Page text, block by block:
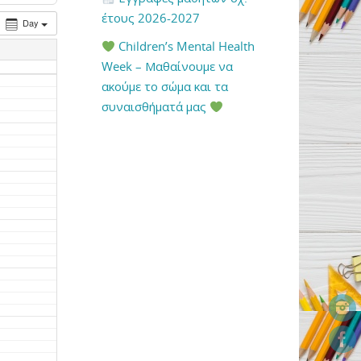
Day
έτους 2026-2027
Children’s Mental Health
Week – Μαθαίνουμε να
ακούμε το σώμα και τα
συναισθήματά μας